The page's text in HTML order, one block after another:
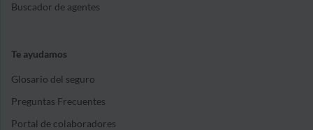
Buscador de agentes
Te ayudamos
Glosario del seguro
Preguntas Frecuentes
Portal de colaboradores